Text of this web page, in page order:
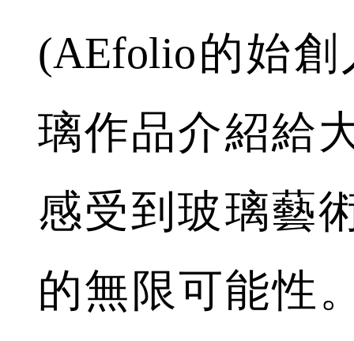
(AEfolio的始
璃作品介紹給
感受到玻璃藝
的無限可能性